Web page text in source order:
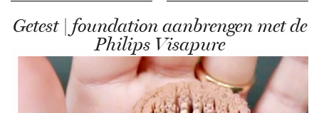
Getest | foundation aanbrengen met de
Philips Visapure